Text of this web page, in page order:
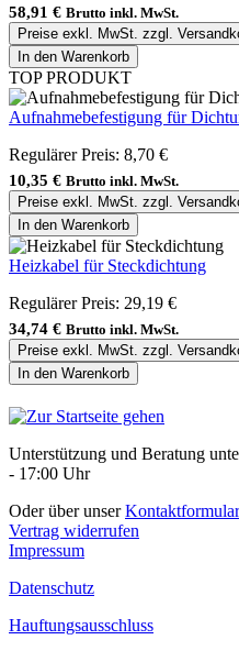
58,91 € Brutto inkl. MwSt.
Preise exkl. MwSt. zzgl.
In den Warenkorb
TOP PRODUKT
Aufnahmebefestigung für
Regulärer Preis: 8,70 €
10,35 € Brutto inkl. MwSt.
Preise exkl. MwSt. zzgl.
In den Warenkorb
Heizkabel für Steckdichtung
Regulärer Preis: 29,19 €
34,74 € Brutto inkl. MwSt.
Preise exkl. MwSt. zzgl.
In den Warenkorb
Unterstützung und Beratung
- 17:00 Uhr
Oder über unserKontaktformular
Vertrag widerrufen
Impressum
Datenschutz
Hauftungsausschluss